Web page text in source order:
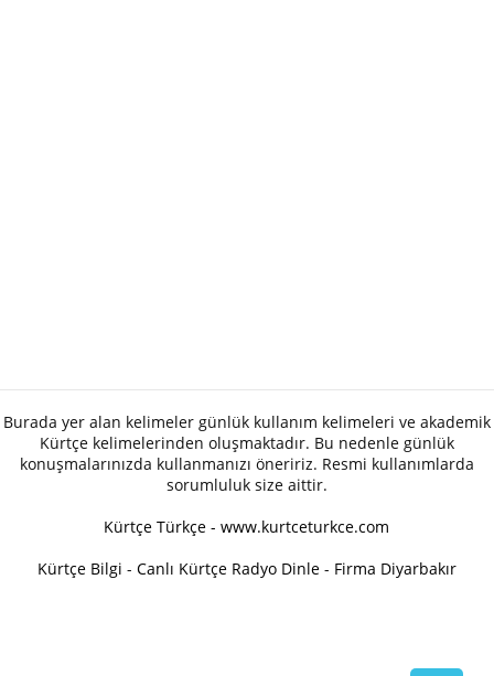
Burada yer alan kelimeler günlük kullanım kelimeleri ve akademik
Kürtçe kelimelerinden oluşmaktadır. Bu nedenle günlük
konuşmalarınızda kullanmanızı öneririz. Resmi kullanımlarda
sorumluluk size aittir.
Kürtçe Türkçe - www.kurtceturkce.com
Kürtçe Bilgi - Canlı Kürtçe Radyo Dinle - Firma Diyarbakır